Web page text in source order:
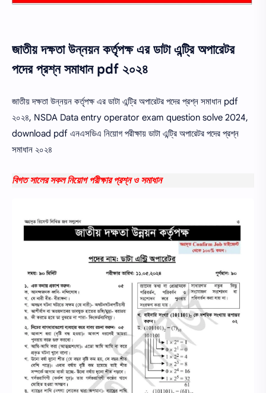
জাতীয় দক্ষতা উন্নয়ন কর্তৃপক্ষ এর ডাটা এন্ট্রি অপারেটর
পদের প্রশ্ন সমাধান pdf ২০২৪
জাতীয় দক্ষতা উন্নয়ন কর্তৃপক্ষ এর ডাটা এন্ট্রি অপারেটর পদের প্রশ্ন সমাধান pdf
২০২৪, NSDA Data entry operator exam question solve 2024,
download pdf এনএসডিএ নিয়োগ পরীক্ষায় ডাটা এন্ট্রি অপারেটর পদের প্রশ্ন
সমাধান ২০২৪
বিগত সালের সকল নিয়োগ পরীক্ষার প্রশ্ন ও সমাধান